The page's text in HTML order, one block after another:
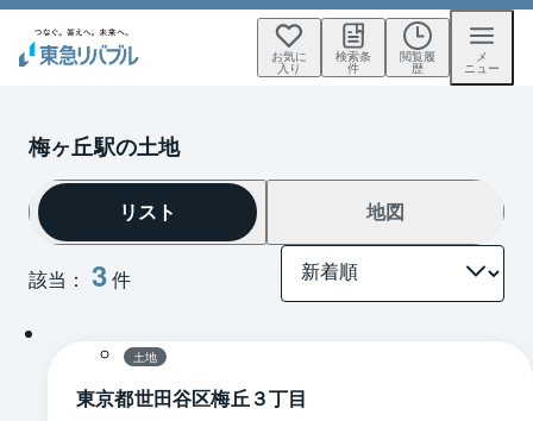
お気に
入り
検索条
件
閲覧履
歴
メ
ニュー
梅ヶ丘駅の土地
該当： 3件
リスト 地図
1 / 0 区画図
土地
東京都世田谷区梅丘３丁目